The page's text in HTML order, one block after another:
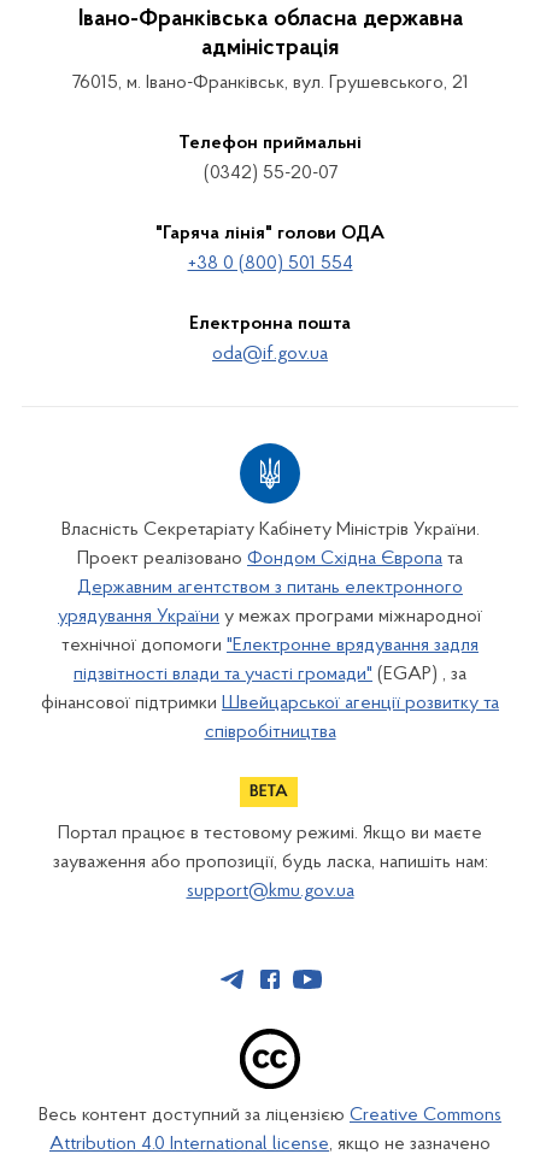
Івано-Франківська обласна державна
адміністрація
76015, м. Івано-Франківськ, вул. Грушевського, 21
Телефон приймальні
(0342) 55-20-07
"Гаряча лінія" голови ОДА
+38 0 (800) 501 554
Електронна пошта
oda@if.gov.ua
Власність Секретаріату Кабінету Міністрів України.
Проект реалізовано Фондом Східна Європа та
Державним агентством з питань електронного
урядування України у межах програми міжнародної
технічної допомоги "Електронне врядування задля
підзвітності влади та участі громади" (EGAP) , за
фінансової підтримки Швейцарської агенції розвитку та
співробітництва
Портал працює в тестовому режимі. Якщо ви маєте
зауваження або пропозиції, будь ласка, напишіть нам:
support@kmu.gov.ua
Весь контент доступний за ліцензією Creative Commons
Attribution 4.0 International license, якщо не зазначено